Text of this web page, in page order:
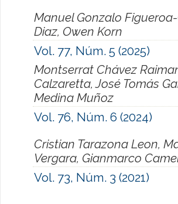
Manuel Gonzalo
Diaz, Owen Korn
Vol. 77, Núm. 5 (2025)
Montserrat Chávez
Calzaretta, José Tomás
Medina Muñoz
Vol. 76, Núm. 6 (2024)
Cristian Tarazona Leon,
Vergara, Gianmarco
Vol. 73, Núm. 3 (2021)